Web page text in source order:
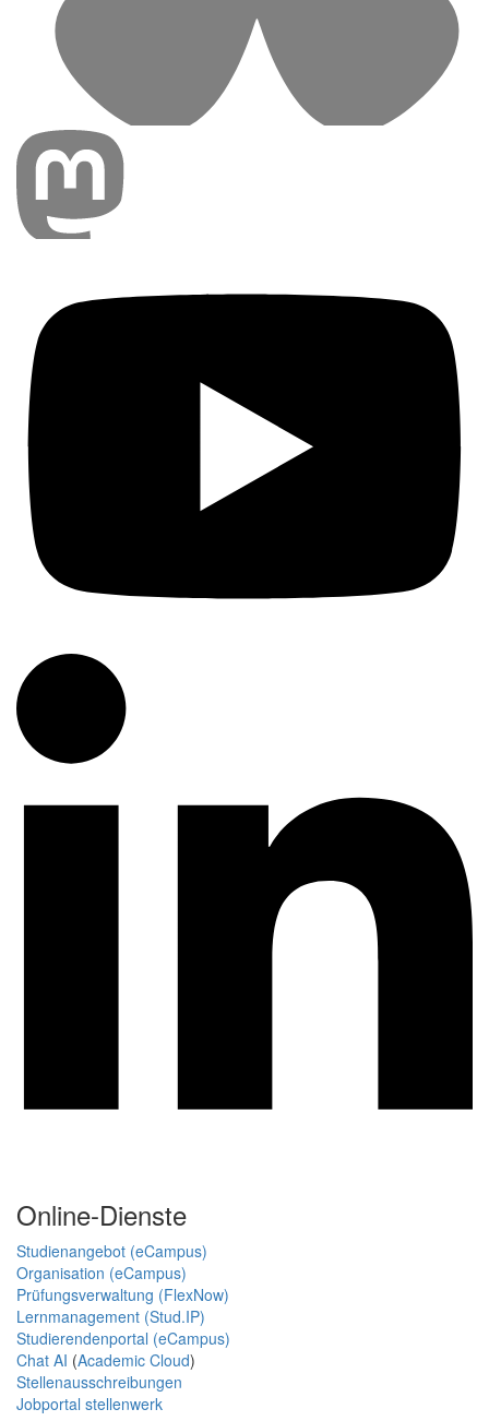
Online-Dienste
Studienangebot (eCampus)
Organisation (eCampus)
Prüfungsverwaltung (FlexNow)
Lernmanagement (Stud.IP)
Studierendenportal (eCampus)
Chat AI (Academic Cloud)
Stellenausschreibungen
Jobportal stellenwerk